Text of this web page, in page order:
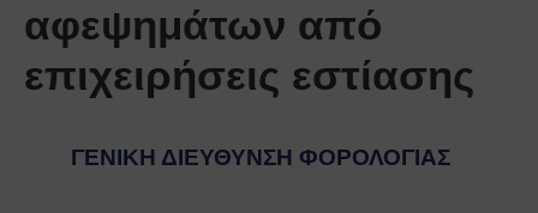
αφεψημάτων από
επιχειρήσεις εστίασης
ΓΕΝΙΚΗ ΔΙΕΥΘΥΝΣΗ ΦΟΡΟΛΟΓΙΑΣ